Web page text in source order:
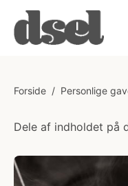
Forside / Personlige
Dele af indholdet på